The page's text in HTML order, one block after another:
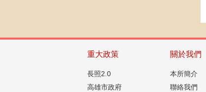
重大政策
長照2.0
高雄市政府
關於我們
本所簡介
聯絡我們